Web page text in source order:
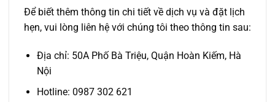
Để biết thêm thông tin chi tiết về dịch vụ và đặt lịch
hẹn, vui lòng liên hệ với chúng tôi theo thông tin sau:
Địa chỉ: 50A Phố Bà Triệu, Quận Hoàn Kiếm, Hà
Nội
Hotline: 0987 302 621